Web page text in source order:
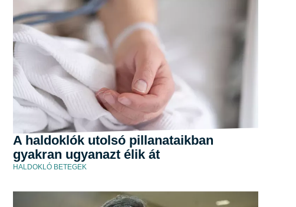
A haldoklók utolsó pillanataikban
gyakran ugyanazt élik át
HALDOKLÓ BETEGEK